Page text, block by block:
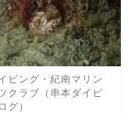
ビング・紀南マリン
クラブ（串本ダイビ
グ）